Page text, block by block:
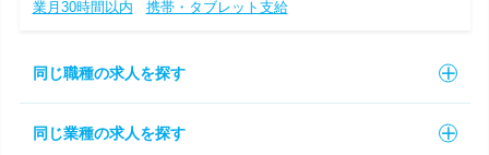
業月30時間以内
携帯・タブレット支給
同じ職種の求人を探す
同じ業種の求人を探す